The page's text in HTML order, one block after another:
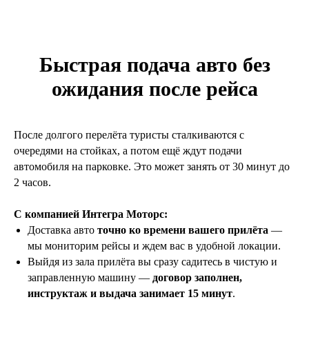
Быстрая подача авто без
ожидания после рейса
После долгого перелёта туристы сталкиваются с
очередями на стойках, а потом ещё ждут подачи
автомобиля на парковке. Это может занять от 30 минут до
2 часов.
С компанией Интегра Моторс:
Доставка авто точно ко времени вашего прилёта —
мы мониторим рейсы и ждем вас в удобной локации.
Выйдя из зала прилёта вы сразу садитесь в чистую и
заправленную машину — договор заполнен,
инструктаж и выдача занимает 15 минут.